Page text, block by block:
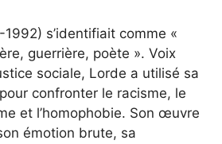
s’identifiait comme «
guerrière, poète ». Voix
sociale, Lorde a utilisé sa
confronter le racisme, le
et l’homophobie. Son œuvre
émotion brute, sa